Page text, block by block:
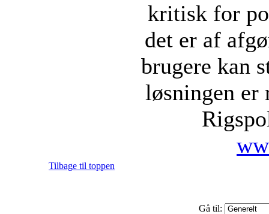
kritisk for
det er af
brugere kan
løsningen er
Tilbage til toppen
Gå til: